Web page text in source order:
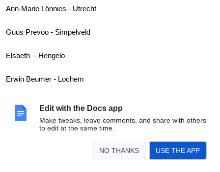
Edit with the Docs app
Make tweaks, leave comments, and share with others
to edit at the same time.
NO THANKS USE THE APP
Ann-Marie Lönnies - Utrecht
Guus Prevoo - Simpelveld
Elsbeth - Hengelo
Erwin Beumer - Lochem
Wendy Guns - Rotterdam
Martin-Jan Hagg - Utrecht - Dominee NGK Leidsche Rijn (kerk
Daphne Raad - Amsterdam